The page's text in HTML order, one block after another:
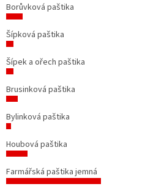
Borůvková paštika
Šípková paštika
Šípek a ořech paštika
Brusinková paštika
Bylinková paštika
Houbová paštika
Farmářská paštika jemná